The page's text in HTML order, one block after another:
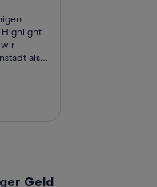
Highlight
als
märkte
ist
Baden,
ganz
Geld